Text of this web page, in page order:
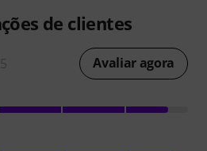
de clientes
Avaliar agora